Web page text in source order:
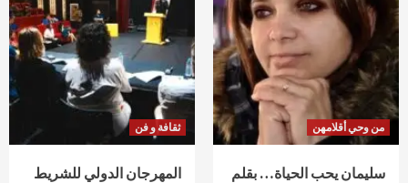
من وحي أقلامهن
سليمان يحب الحياة… بقلم
ثقافة و فن
المهرجان الدولي للشريط